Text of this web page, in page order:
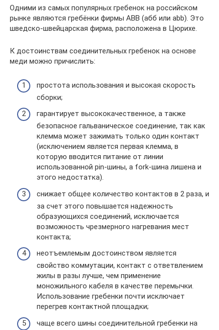
Одними из самых популярных гребенок на российском
рынке являются гребёнки фирмы ABB (абб или abb). Это
шведско-швейцарская фирма, расположена в Цюрихе.
К достоинствам соединительных гребенок на основе
меди можно причислить:
простота использования и высокая скорость
сборки;
гарантирует высококачественное, а также
безопасное гальваническое соединение, так как
клемма может зажимать только один контакт
(исключением является первая клемма, в
которую вводится питание от линии
использованной pin-шины, а fork-шина лишена и
этого недостатка).
снижает общее количество контактов в 2 раза, и
за счет этого повышается надежность
образующихся соединений, исключается
возможность чрезмерного нагревания мест
контакта;
неотъемлемым достоинством является
свойство коммутации, контакт с ответвлением
жилы в разы лучше, чем применение
моножильного кабеля в качестве перемычки.
Использование гребенки почти исключает
перегрев контактной площадки;
чаще всего шины соединительной гребенки на